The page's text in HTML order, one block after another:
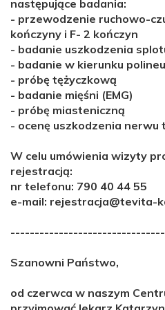
następujące badania:
- przewodzenie ruchowo-
kończyny i F- 2 kończyn
- badanie uszkodzenia
- badanie w kierunku
- próbę tężyczkową
- badanie mięśni (EMG)
- próbę miasteniczną
- ocenę uszkodzenia nerwu
W celu umówienia wizyty
rejestracją:
nr telefonu: 790 40 44 55
e-mail: rejestracja@tevita-
Szanowni Państwo,
od czerwca w naszym